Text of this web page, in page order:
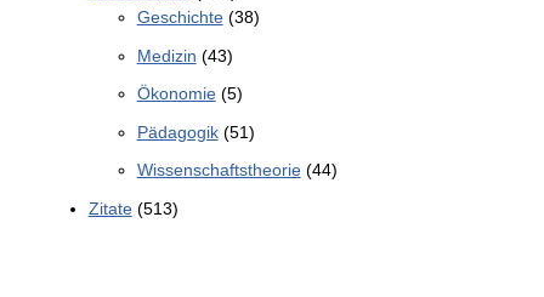
Geschichte(38)
Medizin (43)
Ökonomie(5)
Pädagogik(51)
Wissenschaftstheorie(44)
Zitate(513)